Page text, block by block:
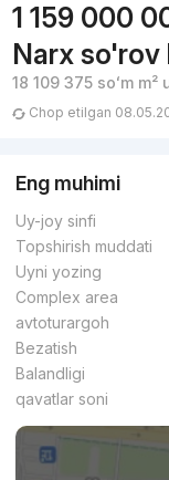
1 159 000
Narx so'rov
18 109 375 soʻmm²
Chop etilgan
Eng muhimi
Uy-joy sinfi
Topshirish muddati
Uyni yozing
Complex area
avtoturargoh
Bezatish
Balandligi
qavatlar soni